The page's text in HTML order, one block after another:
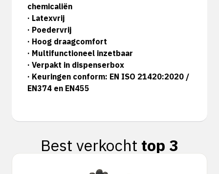
chemicaliën
· Latexvrij
· Poedervrij
· Hoog draagcomfort
· Multifunctioneel inzetbaar
· Verpakt in dispenserbox
· Keuringen conform: EN ISO 21420:2020 /
EN374 en EN455
Best verkocht top 3